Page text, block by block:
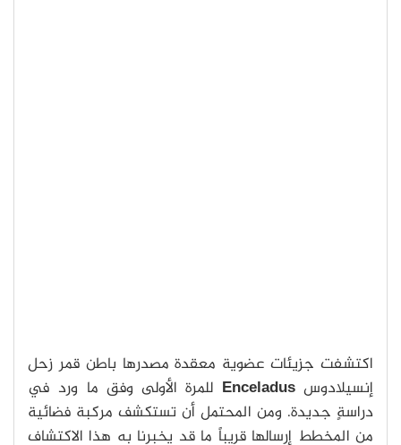
اكتشفت جزيئات عضوية معقدة مصدرها باطن قمر زحل
إنسيلادوسEnceladus للمرة الأولى وفق ما ورد في
دراسةٍ جديدة. ومن المحتمل أن تستكشف مركبة فضائية
من المخطط إرسالها قريباً ما قد يخبرنا به هذا الاكتشاف